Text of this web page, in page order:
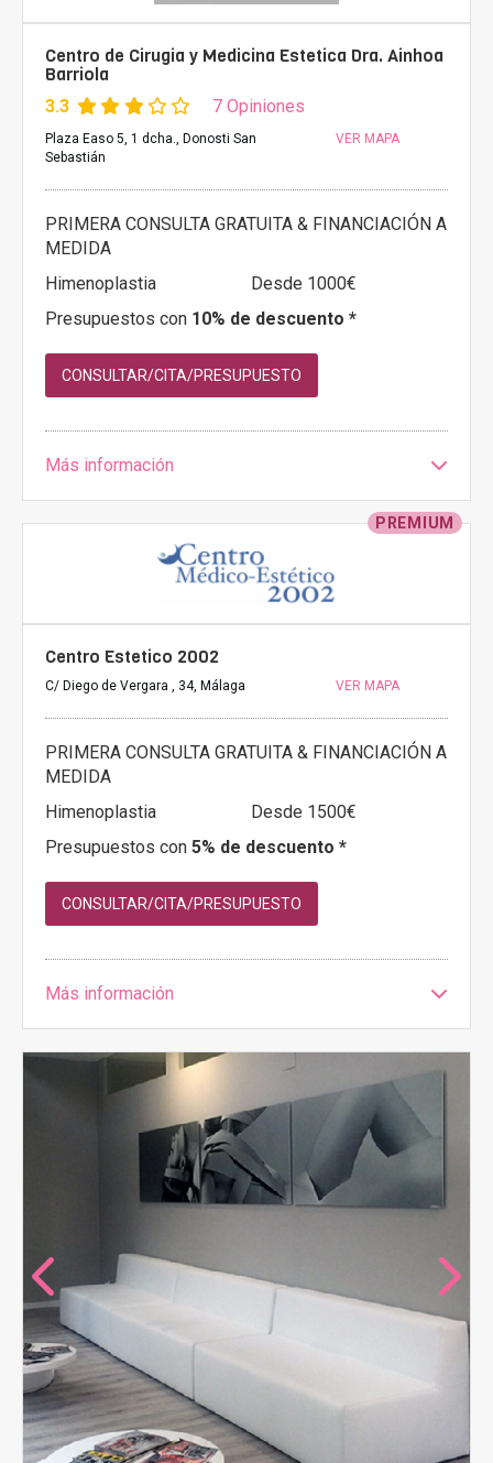
Centro de Cirugia y Medicina Estetica Dra. Ainhoa
Barriola
3.3 7 Opiniones
Plaza Easo 5, 1 dcha., Donosti San
Sebastián
VER MAPA
PRIMERA CONSULTA GRATUITA & FINANCIACIÓN A
MEDIDA
Himenoplastia
Desde 1000€
Presupuestos con 10% de descuento *
CONSULTAR/CITA/PRESUPUESTO
Más información
PREMIUM
Centro Estetico 2002
C/ Diego de Vergara , 34, Málaga VER MAPA
PRIMERA CONSULTA GRATUITA & FINANCIACIÓN A
MEDIDA
Himenoplastia
Desde 1500€
Presupuestos con 5% de descuento *
CONSULTAR/CITA/PRESUPUESTO
Más información